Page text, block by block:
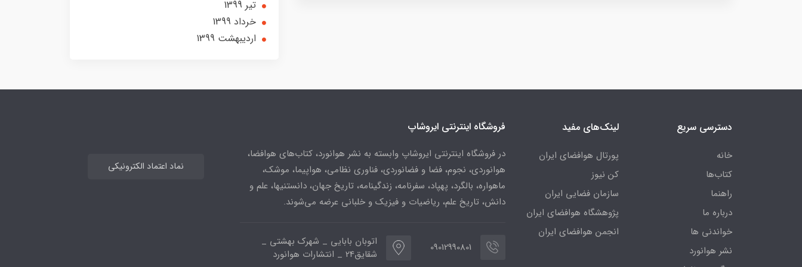
تير 1399
خرداد 1399
ارديبهشت 1399
دسترسی سریع
خانه
کتاب‌ها
راهنما
درباره ما
خواندنی ها
نشر هوانورد
لینک‌های مفید
پورتال هوافضای ایران
کن نیوز
سازمان فضایی ایران
پژوهشگاه هوافضای ایران
انجمن هوافضای ایران
فروشگاه اینترنتی ایروشاپ
در فروشگاه اینترنتی ایروشاپ وابسته به نشر هوانورد، کتاب‌های هوافضا،
هوانوردی، نجوم، فضا و فضانوردی، فناوری نظامی، هواپیما، موشک،
ماهواره، بالگرد، پهپاد، سفرنامه، زندگینامه، تاریخ جهان، دانستنیها، علم و
دانش، تاریخ علم، ریاضیات و فیزیک و خلبانی عرضه می‌شوند.
09012990801
اتوبان بابایی _ شهرک بهشتی _
شقایق24 _ انتشارات هوانورد
نماد اعتماد الکترونیکی